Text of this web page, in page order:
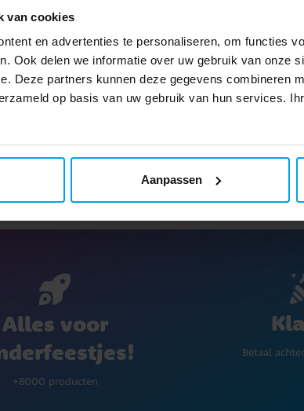
van cookies
en advertenties te personaliseren, om functies
Ook delen we informatie over uw gebruik van onze
Deze partners kunnen deze gegevens combineren
op basis van uw gebruik van hun services.
Aanpassen
Bakken
Thema's
Bak
Alles voor
+8000 producten
Betaal